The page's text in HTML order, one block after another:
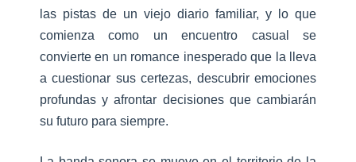
las pistas de un viejo diario familiar, y lo que
comienza como un encuentro casual se
convierte en un romance inesperado que la lleva
a cuestionar sus certezas, descubrir emociones
profundas y afrontar decisiones que cambiarán
su futuro para siempre.